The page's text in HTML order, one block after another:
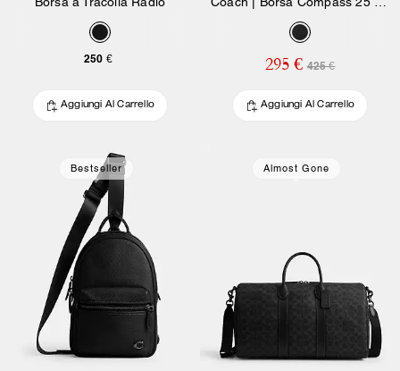
250 €
Aggiungi Al Carrello
295 € 425 €
Aggiungi Al Carrello
Bestseller Almost Gone